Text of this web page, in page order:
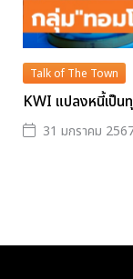
Talk of The Town
KWI แปลงหนี้เป็
31 มกราคม